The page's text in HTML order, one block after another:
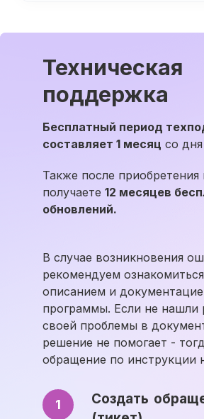
Техническая
поддержка
Бесплатный период
составляет 1 месяц со
Также после приобретения
получаете 12 месяцев
обновлений.
В случае возникновения
рекомендуем
описанием и
программы. Если не нашли
своей проблемы в
решение не помогает -
обращение по инструкции
1
Создать